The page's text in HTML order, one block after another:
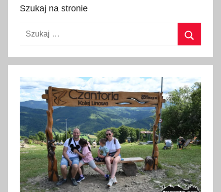
8
c
n
i
a
0
2
3
Szukaj na stronie
Szukaj: